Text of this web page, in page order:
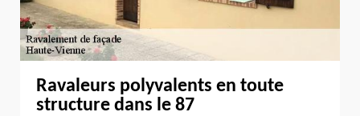
Ravaleurs polyvalents en toute
structure dans le 87